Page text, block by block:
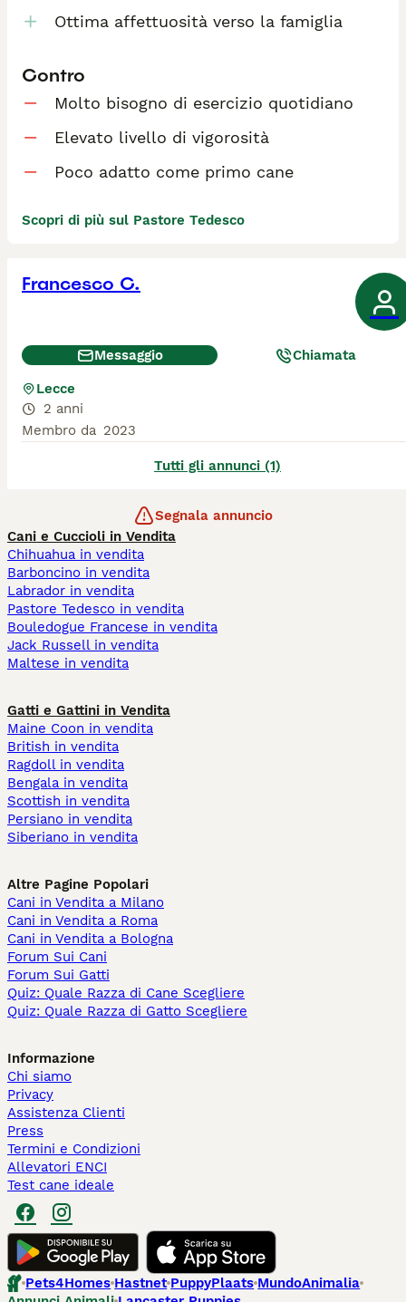
Ottima affettuosità verso la famiglia
Contro
Molto bisogno di esercizio quotidiano
Elevato livello di vigorosità
Poco adatto come primo cane
Scopri di più sul Pastore Tedesco
Francesco C.
Messaggio Chiamata
Lecce
2 anni
Membro da 2023
Tutti gli annunci (1)
Segnala annuncio
Cani e Cuccioli in Vendita
Chihuahua in vendita
Barboncino in vendita
Labrador in vendita
Pastore Tedesco in vendita
Bouledogue Francese in vendita
Jack Russell in vendita
Maltese in vendita
Gatti e Gattini in Vendita
Maine Coon in vendita
British in vendita
Ragdoll in vendita
Bengala in vendita
Scottish in vendita
Persiano in vendita
Siberiano in vendita
Altre Pagine Popolari
Cani in Vendita a Milano
Cani in Vendita a Roma
Cani in Vendita a Bologna
Forum Sui Cani
Forum Sui Gatti
Quiz: Quale Razza di Cane Scegliere
Quiz: Quale Razza di Gatto Scegliere
Informazione
Chi siamo
Privacy
Assistenza Clienti
Press
Termini e Condizioni
Allevatori ENCI
Test cane ideale
Pets4Homes Hastnet PuppyPlaats MundoAnimalia